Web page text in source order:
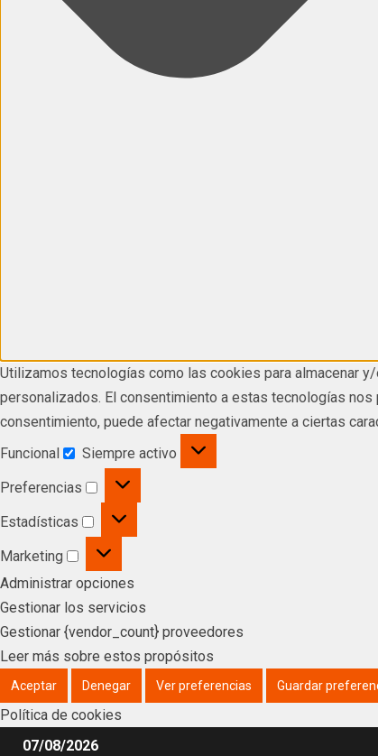
Utilizamos tecnologías como las cookies para almacenar
personalizados. El consentimiento a estas tecnologías
consentimiento, puede afectar negativamente a ciertas
Funcional
Siempre activo
Preferencias
Estadísticas
Marketing
Administrar opciones
Gestionar los servicios
Gestionar {vendor_count} proveedores
Leer más sobre estos propósitos
Aceptar Denegar Ver preferencias Guardar
Política de cookies
07/08/2026